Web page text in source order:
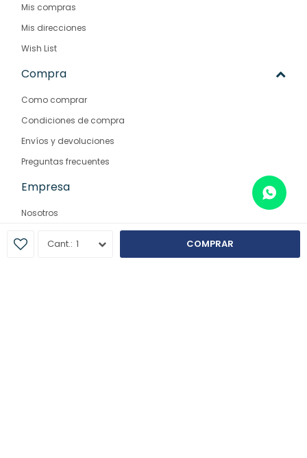
1 COMPRAR
Mis compras
Mis direcciones
Wish List
Compra
Como comprar
Condiciones de compra
Envíos y devoluciones
Preguntas frecuentes
Empresa
Nosotros